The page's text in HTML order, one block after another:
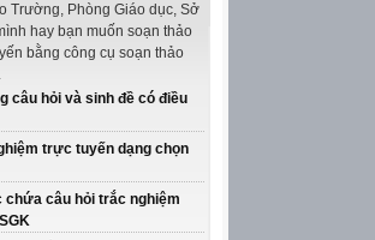
Trường, Phòng Giáo dục, Sở
hay bạn muốn soạn thảo
bằng công cụ soạn thảo
câu hỏi và sinh đề có điều
trực tuyến dạng chọn
chứa câu hỏi trắc nghiệm